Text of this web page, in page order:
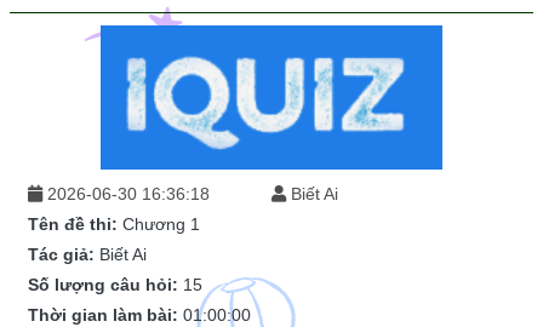
2026-06-30 16:36:18
Biết Ai
Tên đề thi: Chương 1
Tác giả: Biết Ai
Số lượng câu hỏi: 15
Thời gian làm bài: 01:00:00